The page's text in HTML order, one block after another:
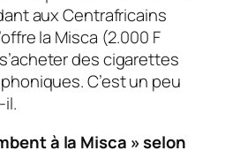
aux Centrafricains
la Misca (2.000 F
des cigarettes
C’est un peu
il.
à la Misca » selon